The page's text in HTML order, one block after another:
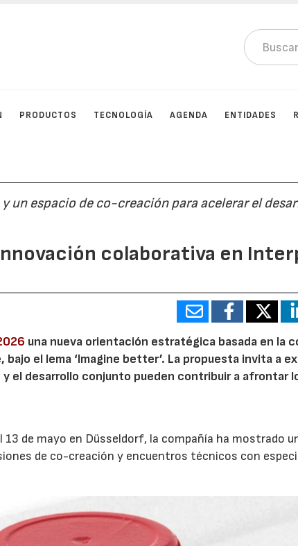
PRODUCTOS TECNOLOGÍA AGENDA ENTIDADES
un espacio de co-creación para acelerar el
colaborativa en
una nueva orientación estratégica basada en la
el lema ‘Imagine better’. La propuesta invita a
el desarrollo conjunto pueden contribuir a afrontar
13 de mayo en Düsseldorf, la compañía ha mostrado
de co-creación y encuentros técnicos con